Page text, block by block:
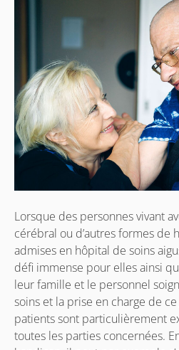
Lorsque des personnes vivant
cérébral ou d’autres formes de
admises en hôpital de soins
défi immense pour elles ainsi
leur famille et le personnel
soins et la prise en charge de
patients sont particulièrement
toutes les parties concernées.